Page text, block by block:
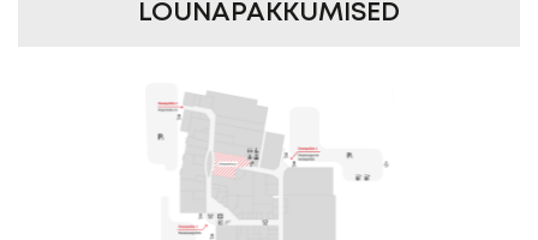
LÕUNAPAKKUMISED